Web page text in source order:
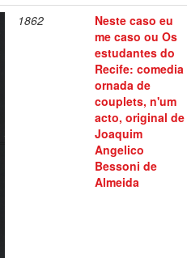
1862
Neste caso eu
me caso ou Os
estudantes do
Recife: comedia
ornada de
couplets, n'um
acto, original de
Joaquim
Angelico
Bessoni de
Almeida